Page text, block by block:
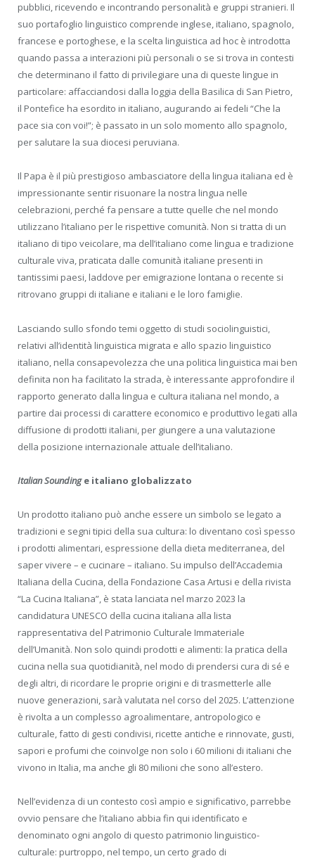
pubblici, ricevendo e incontrando personalità e gruppi stranieri. Il
suo portafoglio linguistico comprende inglese, italiano, spagnolo,
francese e portoghese, e la scelta linguistica ad hoc è introdotta
quando passa a interazioni più personali o se si trova in contesti
che determinano il fatto di privilegiare una di queste lingue in
particolare: affacciandosi dalla loggia della Basilica di San Pietro,
il Pontefice ha esordito in italiano, augurando ai fedeli “Che la
pace sia con voi!”; è passato in un solo momento allo spagnolo,
per salutare la sua diocesi peruviana.
Il Papa è il più prestigioso ambasciatore della lingua italiana ed è
impressionante sentir risuonare la nostra lingua nelle
celebrazioni, perché fa pensare a tutte quelle che nel mondo
utilizzano l’italiano per le rispettive comunità. Non si tratta di un
italiano di tipo veicolare, ma dell’italiano come lingua e tradizione
culturale viva, praticata dalle comunità italiane presenti in
tantissimi paesi, laddove per emigrazione lontana o recente si
ritrovano gruppi di italiane e italiani e le loro famiglie.
Lasciando sullo sfondo temi oggetto di studi sociolinguistici,
relativi all’identità linguistica migrata e allo spazio linguistico
italiano, nella consapevolezza che una politica linguistica mai ben
definita non ha facilitato la strada, è interessante approfondire il
rapporto generato dalla lingua e cultura italiana nel mondo, a
partire dai processi di carattere economico e produttivo legati alla
diffusione di prodotti italiani, per giungere a una valutazione
della posizione internazionale attuale dell’italiano.
Italian Soundinge italiano globalizzato
Un prodotto italiano può anche essere un simbolo se legato a
tradizioni e segni tipici della sua cultura: lo diventano così spesso
i prodotti alimentari, espressione della dieta mediterranea, del
saper vivere – e cucinare – italiano. Su impulso dell’Accademia
Italiana della Cucina, della Fondazione Casa Artusi e della rivista
“La Cucina Italiana”, è stata lanciata nel marzo 2023 la
candidatura UNESCO della cucina italiana alla lista
rappresentativa del Patrimonio Culturale Immateriale
dell’Umanità. Non solo quindi prodotti e alimenti: la pratica della
cucina nella sua quotidianità, nel modo di prendersi cura di sé e
degli altri, di ricordare le proprie origini e di trasmetterle alle
nuove generazioni, sarà valutata nel corso del 2025. L’attenzione
è rivolta a un complesso agroalimentare, antropologico e
culturale, fatto di gesti condivisi, ricette antiche e rinnovate, gusti,
sapori e profumi che coinvolge non solo i 60 milioni di italiani che
vivono in Italia, ma anche gli 80 milioni che sono all’estero.
Nell’evidenza di un contesto così ampio e significativo, parrebbe
ovvio pensare che l’italiano abbia fin qui identificato e
denominato ogni angolo di questo patrimonio linguistico-
culturale: purtroppo, nel tempo, un certo grado di